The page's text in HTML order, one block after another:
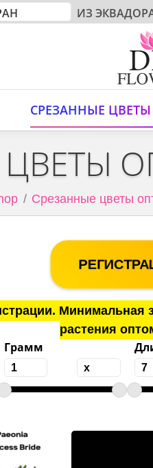
ИЗ
СРЕЗАННЫЕ ЦВЕТЫ
ЦВЕТЫ
Срезанные цветы
Минимальная
растения
Грамм